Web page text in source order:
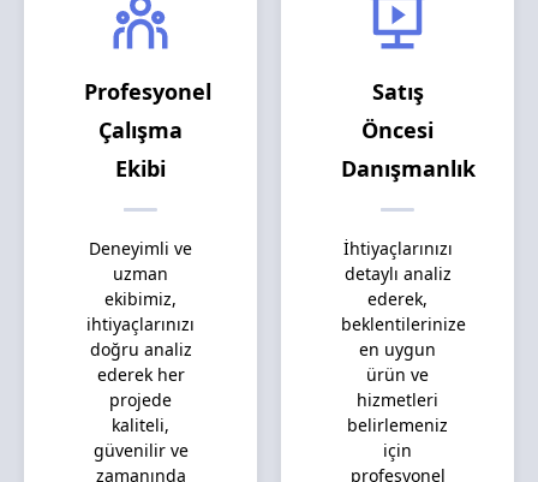
Profesyonel
Çalışma
Ekibi
Deneyimli ve
uzman
ekibimiz,
ihtiyaçlarınızı
doğru analiz
ederek her
projede
kaliteli,
güvenilir ve
zamanında
Satış
Öncesi
Danışmanlık
İhtiyaçlarınızı
detaylı analiz
ederek,
beklentilerinize
en uygun
ürün ve
hizmetleri
belirlemeniz
için
profesyonel